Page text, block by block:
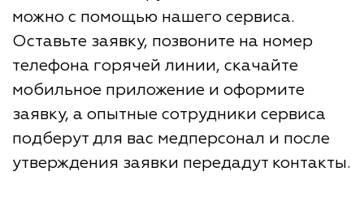
можно с помощью нашего сервиса.
Оставьте заявку, позвоните на номер
телефона горячей линии, скачайте
мобильное приложение и оформите
заявку, а опытные сотрудники сервиса
подберут для вас медперсонал и после
утверждения заявки передадут контакты.